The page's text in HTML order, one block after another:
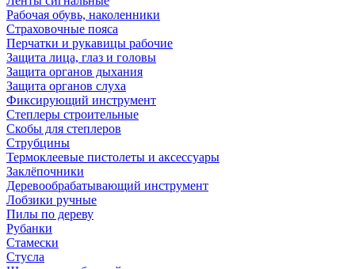
Рабочая обувь, наколенники
Страховочные пояса
Перчатки и рукавицы рабочие
Защита лица, глаз и головы
Защита органов дыхания
Защита органов слуха
Фиксирующий инструмент
Степлеры строительные
Скобы для степлеров
Струбцины
Термоклеевые пистолеты и аксессуары
Заклёпочники
Деревообрабатывающий инструмент
Лобзики ручные
Пилы по дереву
Рубанки
Стамески
Стусла